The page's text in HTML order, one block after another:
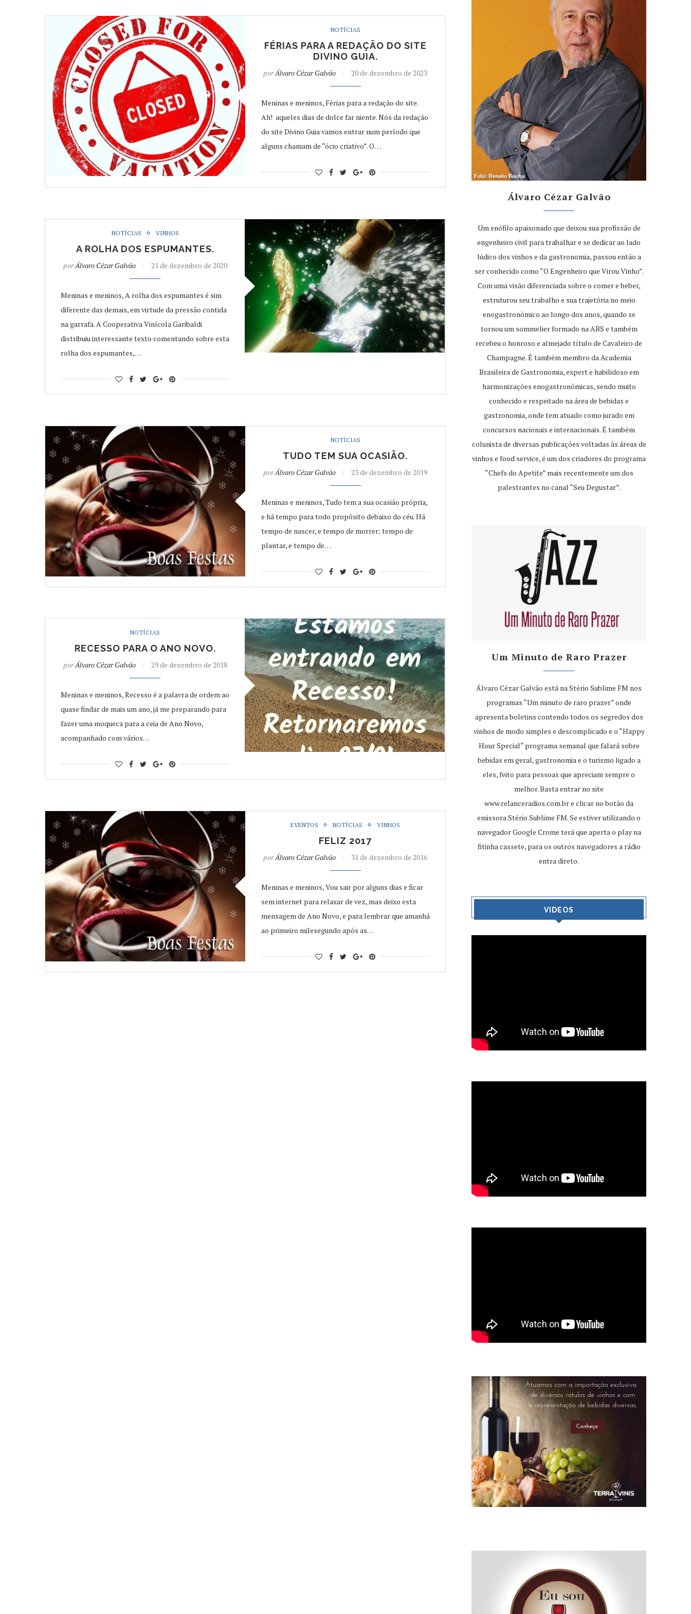
NOTÍCIAS
FÉRIAS PARA A REDAÇÃO DO SITE
DIVINO GUIA.
porÁlvaro Cézar Galvão 20 de dezembro de 2023
Meninas e meninos, Férias para a redação do site.
Ah! aqueles dias de dolce far niente. Nós da redação
do site Divino Guia vamos entrar num período que
alguns chamam de “ócio criativo”. O…
NOTÍCIAS VINHOS
A ROLHA DOS ESPUMANTES.
porÁlvaro Cézar Galvão 21 de dezembro de 2020
Meninas e meninos, A rolha dos espumantes é sim
diferente das demais, em virtude da pressão contida
na garrafa. A Cooperativa Vinícola Garibaldi
distribuiu interessante texto comentando sobre esta
rolha dos espumantes,…
NOTÍCIAS
TUDO TEM SUA OCASIÃO.
porÁlvaro Cézar Galvão 23 de dezembro de 2019
Meninas e meninos, Tudo tem a sua ocasião própria,
e há tempo para todo propósito debaixo do céu. Há
tempo de nascer, e tempo de morrer; tempo de
plantar, e tempo de…
NOTÍCIAS
RECESSO PARA O ANO NOVO.
porÁlvaro Cézar Galvão 29 de dezembro de 2018
Meninas e meninos, Recesso é a palavra de ordem ao
quase findar de mais um ano, já me preparando para
fazer uma moqueca para a ceia de Ano Novo,
acompanhado com vários…
EVENTOS NOTÍCIAS VINHOS
FELIZ 2017
porÁlvaro Cézar Galvão 31 de dezembro de 2016
Meninas e meninos, Vou sair por alguns dias e ficar
sem internet para relaxar de vez, mas deixo esta
mensagem de Ano Novo, e para lembrar que amanhã
ao primeiro milesegundo após as…
Álvaro Cézar Galvão
Um enófilo apaixonado que deixou sua profissão de
engenheiro civil para trabalhar e se dedicar ao lado
lúdico dos vinhos e da gastronomia, passou então a
ser conhecido como “O Engenheiro que Virou Vinho”.
Com uma visão diferenciada sobre o comer e beber,
estruturou seu trabalho e sua trajetória no meio
enogastronômico ao longo dos anos, quando se
tornou um sommelier formado na ABS e também
recebeu o honroso e almejado título de Cavaleiro de
Champagne. É também membro da Academia
Brasileira de Gastronomia, expert e habilidoso em
harmonizações enogastronômicas, sendo muito
conhecido e respeitado na área de bebidas e
gastronomia, onde tem atuado como jurado em
concursos nacionais e internacionais. É também
colunista de diversas publicações voltadas às áreas de
vinhos e food service, é um dos criadores do programa
“Chefs do Apetite” mais recentemente um dos
palestrantes no canal “Seu Degustar”.
Um Minuto de Raro Prazer
Álvaro Cézar Galvão está na Stério Sublime FM nos
programas “Um minuto de raro prazer” onde
apresenta boletins contendo todos os segredos dos
vinhos de modo simples e descomplicado e o “Happy
Hour Special“ programa semanal que falará sobre
bebidas em geral, gastronomia e o turismo ligado a
eles, feito para pessoas que apreciam sempre o
melhor. Basta entrar no site
www.relanceradios.com.bre clicar no botão da
emissora Stério Sublime FM. Se estiver utilizando o
navegador Google Crome terá que aperta o play na
fitinha cassete, para os outros navegadores a rádio
entra direto.
VIDEOS